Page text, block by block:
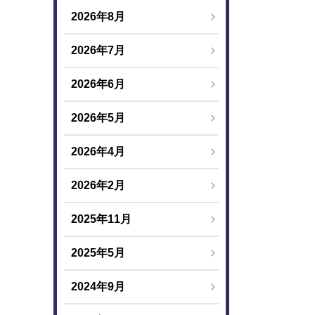
2026年8月
2026年7月
2026年6月
2026年5月
2026年4月
2026年2月
2025年11月
2025年5月
2024年9月